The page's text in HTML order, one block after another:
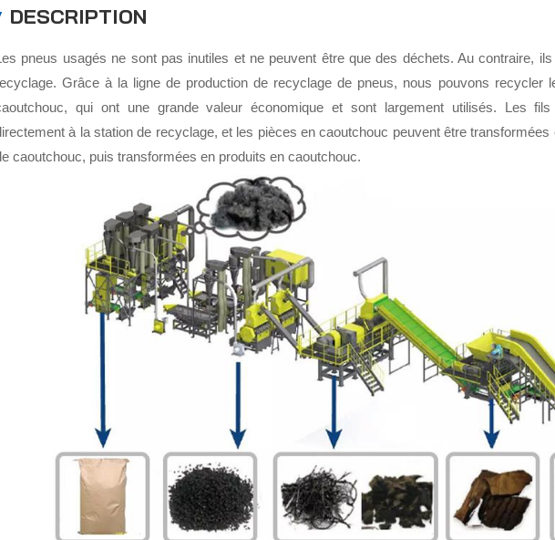
DESCRIPTION
pneus usagés ne sont pas inutiles et ne peuvent être que des déchets. Au contraire,
Grâce à la ligne de production de recyclage de pneus, nous pouvons recycler
qui ont une grande valeur économique et sont largement utilisés. Les
à la station de recyclage, et les pièces en caoutchouc peuvent être
caoutchouc, puis transformées en produits en caoutchouc.